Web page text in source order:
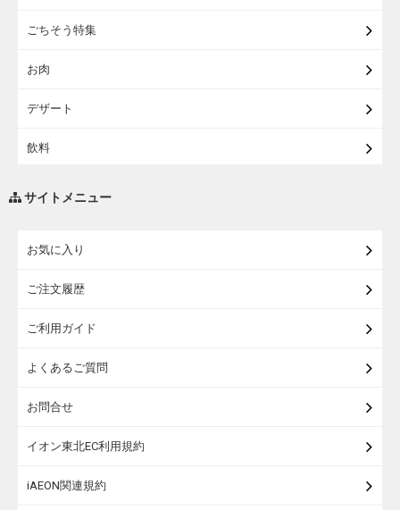
ごちそう特集
お肉
デザート
飲料
サイトメニュー
お気に入り
ご注文履歴
ご利用ガイド
よくあるご質問
お問合せ
イオン東北EC利用規約
iAEON関連規約